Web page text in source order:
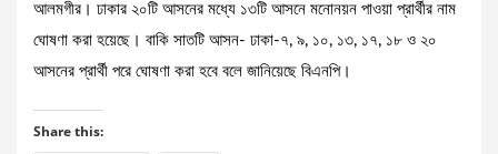
আলমগীর। ঢাকার ২০টি আসনের মধ্যে ১৩টি আসনে মনোনয়ন পাওয়া প্রার্থীর নাম
ঘোষণা করা হয়েছে। বাকি সাতটি আসন- ঢাকা-৭, ৯, ১০, ১৩, ১৭, ১৮ ও ২০
আসনের প্রার্থী পরে ঘোষণা করা হবে বলে জানিয়েছে বিএনপি।
Share this: